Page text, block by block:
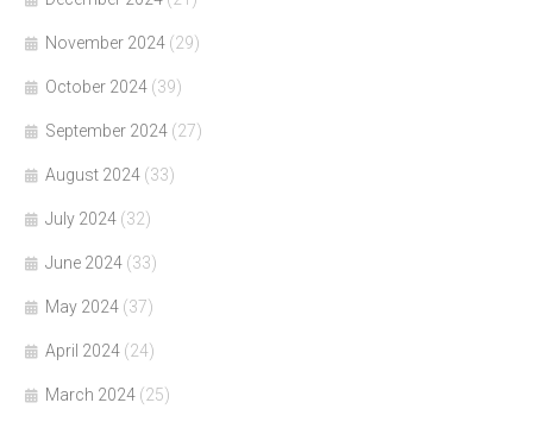
November 2024 (29)
October 2024 (39)
September 2024 (27)
August 2024 (33)
July 2024 (32)
June 2024 (33)
May 2024 (37)
April 2024 (24)
March 2024 (25)